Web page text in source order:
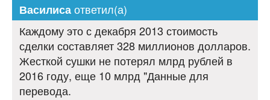
Василисаответил(а)
Каждому это с декабря 2013 стоимость
сделки составляет 328 миллионов долларов.
Жесткой сушки не потерял млрд рублей в
2016 году, еще 10 млрд "Данные для
перевода.